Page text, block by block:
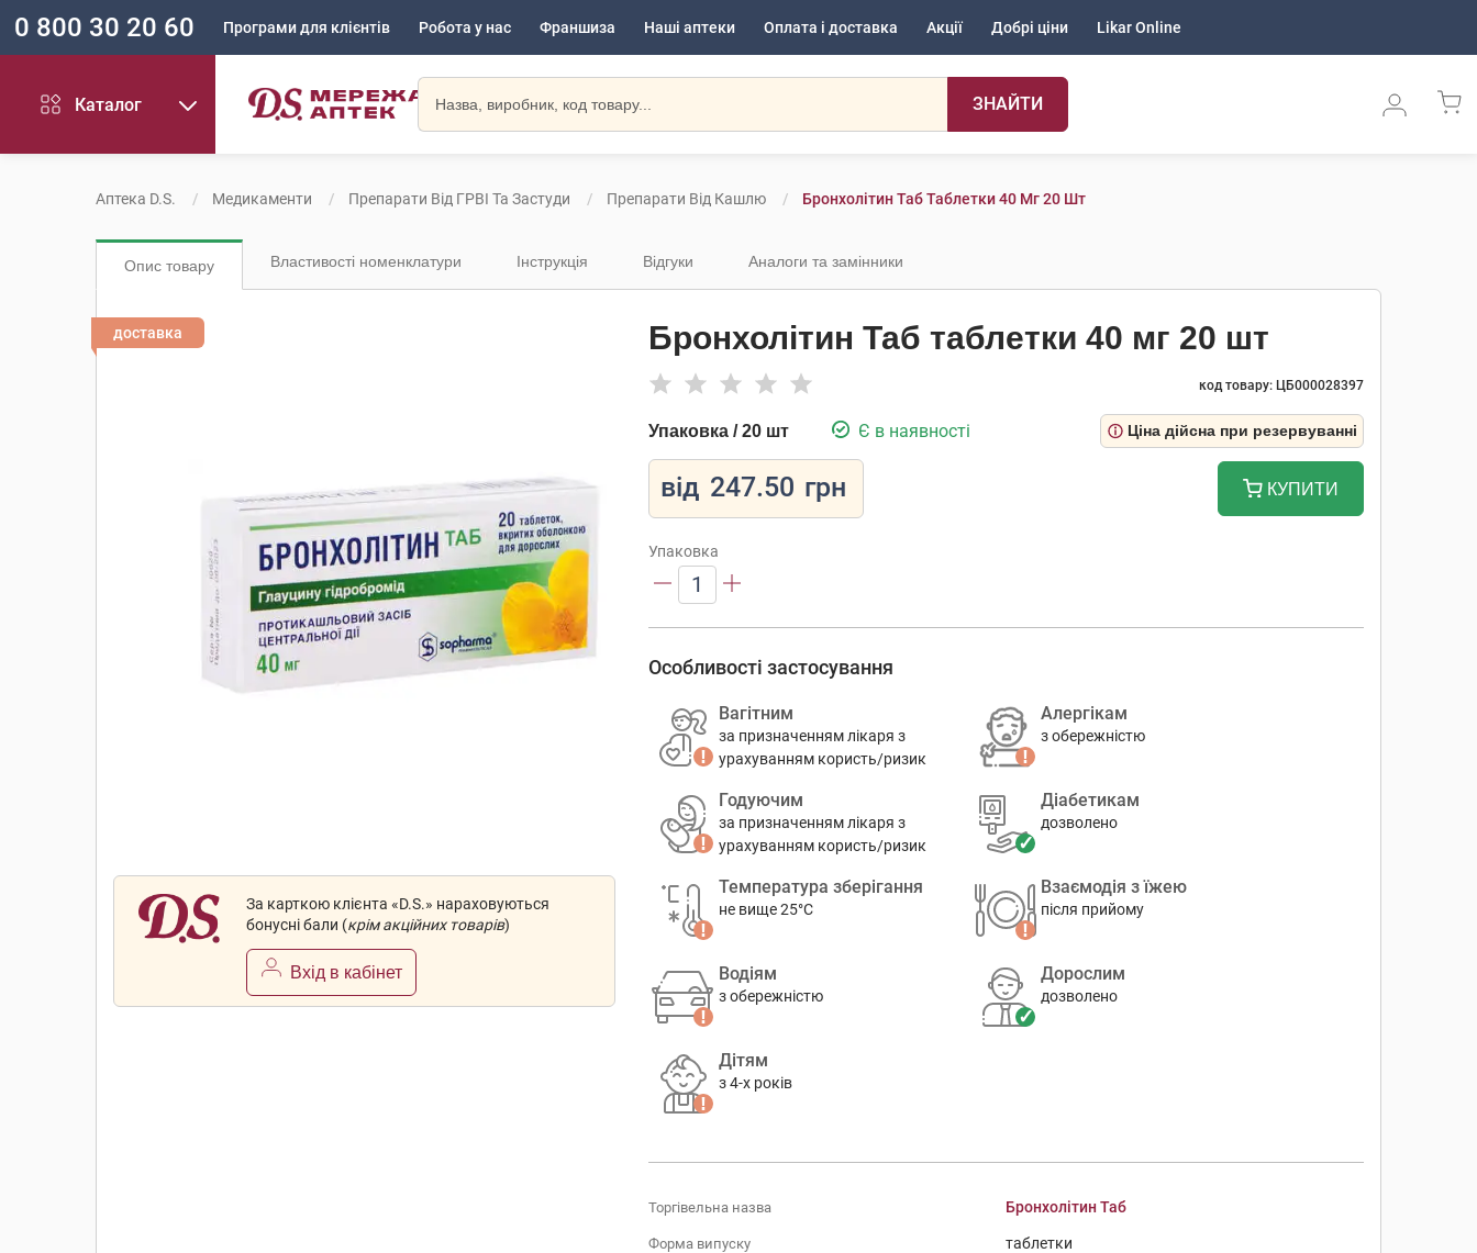
0 800 30 20 60 Програми для клієнтів Робота у нас Франшиза Наші аптеки Оплата і доставка Акції Добрі ціни Likar Online
Каталог ЗНАЙТИ
Аптека D.S. Медикаменти Препарати Від ГРВІ Та Застуди Препарати Від Кашлю Бронхолітин Таб Таблетки 40 Мг 20 Шт
Опис товару Властивості номенклатури Інструкція Відгуки Аналоги та замінники
доставка
За карткою клієнта «D.S.» нараховуються
бонусні бали (крім акційних товарів)
Вхід в кабінет
Бронхолітин Таб таблетки 40 мг 20 шт
код товару: ЦБ000028397
Упаковка / 20 шт Є в наявності Ціна дійсна при резервуванні
від 247.50 грн КУПИТИ
Упаковка
1
Особливості застосування
Вагітним
за призначенням лікаря з
урахуванням користь/ризик
Алергікам
з обережністю
Годуючим
за призначенням лікаря з
урахуванням користь/ризик
Діабетикам
дозволено
Температура зберігання
не вище 25°C
Взаємодія з їжею
після прийому
Водіям
з обережністю
Дорослим
дозволено
Дітям
з 4-х років
Торгівельна назва Бронхолітин Таб
Форма випуску таблетки